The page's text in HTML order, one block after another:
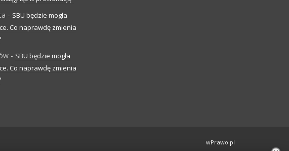
- SBU będzie mogła
Co naprawdę zmienia
- SBU będzie mogła
Co naprawdę zmienia
wPrawo.pl